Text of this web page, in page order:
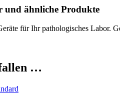
und ähnliche Produkte
für Ihr pathologisches Labor.
…